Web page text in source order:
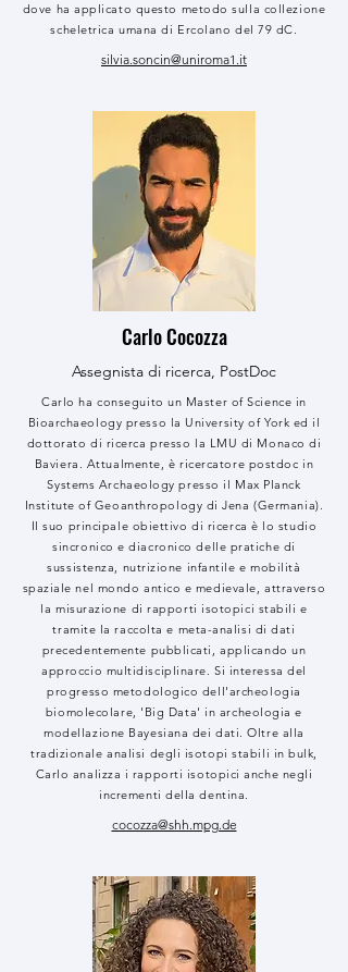
dove ha applicato questo metodo sulla collezione
scheletrica umana di Ercolano del 79 dC.
silvia.soncin@uniroma1.it
Carlo Cocozza
Assegnista di ricerca, PostDoc
Carlo ha conseguito un Master of Science in
Bioarchaeology presso la University of York ed il
dottorato di ricerca presso la LMU di Monaco di
Baviera. Attualmente, è ricercatore postdoc in
Systems Archaeology presso il Max Planck
Institute of Geoanthropology di Jena (Germania).
Il suo principale obiettivo di ricerca è lo studio
sincronico e diacronico delle pratiche di
sussistenza, nutrizione infantile e mobilità
spaziale nel mondo antico e medievale, attraverso
la misurazione di rapporti isotopici stabili e
tramite la raccolta e meta-analisi di dati
precedentemente pubblicati, applicando un
approccio multidisciplinare. Si interessa del
progresso metodologico dell'archeologia
biomolecolare, 'Big Data' in archeologia e
modellazione Bayesiana dei dati. Oltre alla
tradizionale analisi degli isotopi stabili in bulk,
Carlo analizza i rapporti isotopici anche negli
incrementi della dentina.
cocozza@shh.mpg.de